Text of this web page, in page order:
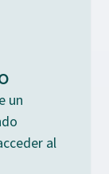
un
al